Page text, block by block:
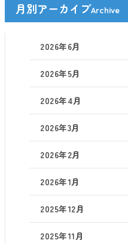
月別アーカイブArchive
2026年6月
2026年5月
2026年4月
2026年3月
2026年2月
2026年1月
2025年12月
2025年11月